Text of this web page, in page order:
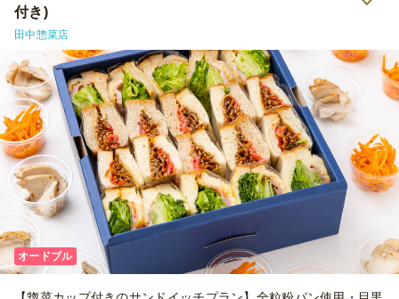
付き)
田中惣菜店
オードブル